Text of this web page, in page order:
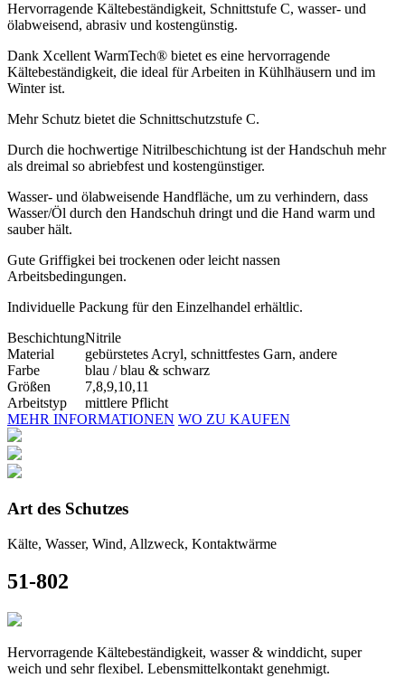
Hervorragende Kältebeständigkeit, Schnittstufe C, wasser- und
ölabweisend, abrasiv und kostengünstig.
Dank Xcellent WarmTech® bietet es eine hervorragende
Kältebeständigkeit, die ideal für Arbeiten in Kühlhäusern und im
Winter ist.
Mehr Schutz bietet die Schnittschutzstufe C.
Durch die hochwertige Nitrilbeschichtung ist der Handschuh mehr
als dreimal so abriebfest und kostengünstiger.
Wasser- und ölabweisende Handfläche, um zu verhindern, dass
Wasser/Öl durch den Handschuh dringt und die Hand warm und
sauber hält.
Gute Griffigkei bei trockenen oder leicht nassen
Arbeitsbedingungen.
Individuelle Packung für den Einzelhandel erhältlic.
BeschichtungNitrile
Material
gebürstetes Acryl, schnittfestes Garn, andere
Farbe
blau / blau & schwarz
Größen
7,8,9,10,11
Arbeitstyp
mittlere Pflicht
MEHR INFORMATIONEN WO ZU KAUFEN
Art des Schutzes
Kälte, Wasser, Wind, Allzweck, Kontaktwärme
51-802
Hervorragende Kältebeständigkeit, wasser & winddicht, super
weich und sehr flexibel. Lebensmittelkontakt genehmigt.